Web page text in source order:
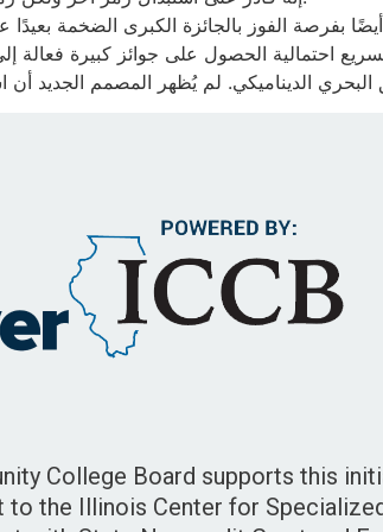
College Board supports this
to the Illinois Center for